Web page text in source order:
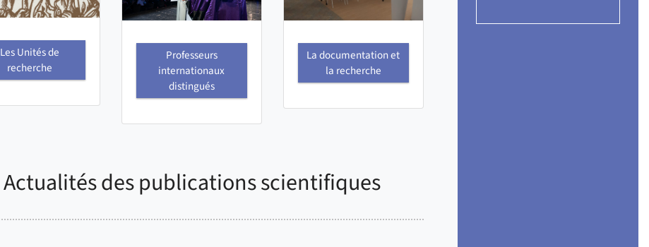
Les Unités de
recherche
Professeurs
internationaux
distingués
La documentation et
la recherche
Actualités des publications scientifiques